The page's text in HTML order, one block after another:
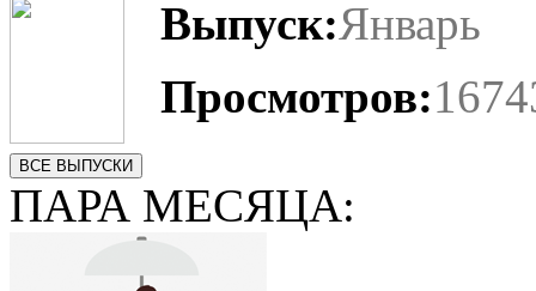
Выпуск:Январь
Просмотров:
ВСЕ ВЫПУСКИ
ПАРА МЕСЯЦА: